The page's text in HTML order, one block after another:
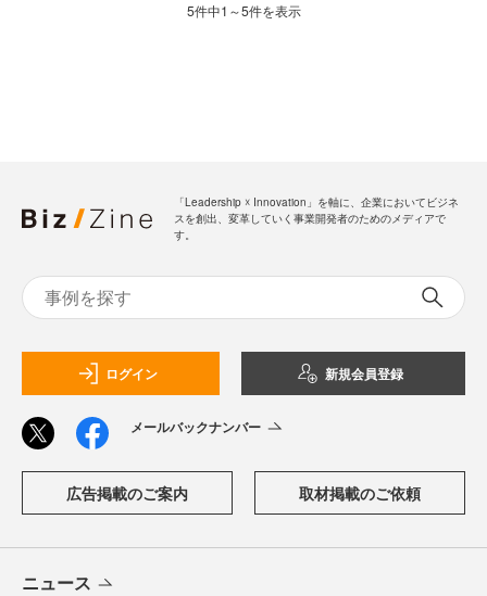
5件中1～5件を表示
「Leadership ☓ Innovation」を軸に、企業においてビジネ
スを創出、変革していく事業開発者のためのメディアで
す。
ログイン 新規会員登録
メールバックナンバー
広告掲載のご案内 取材掲載のご依頼
ニュース